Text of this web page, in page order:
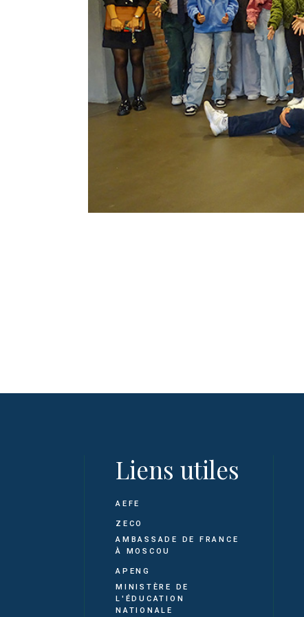
Liens utiles
AEFE
ZECO
AMBASSADE DE FRANCE
À MOSCOU
APENG
MINISTÈRE DE
L'ÉDUCATION
NATIONALE